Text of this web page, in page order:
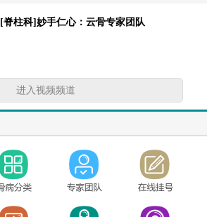
[脊柱科]妙手仁心：云骨专家团队
进入视频频道